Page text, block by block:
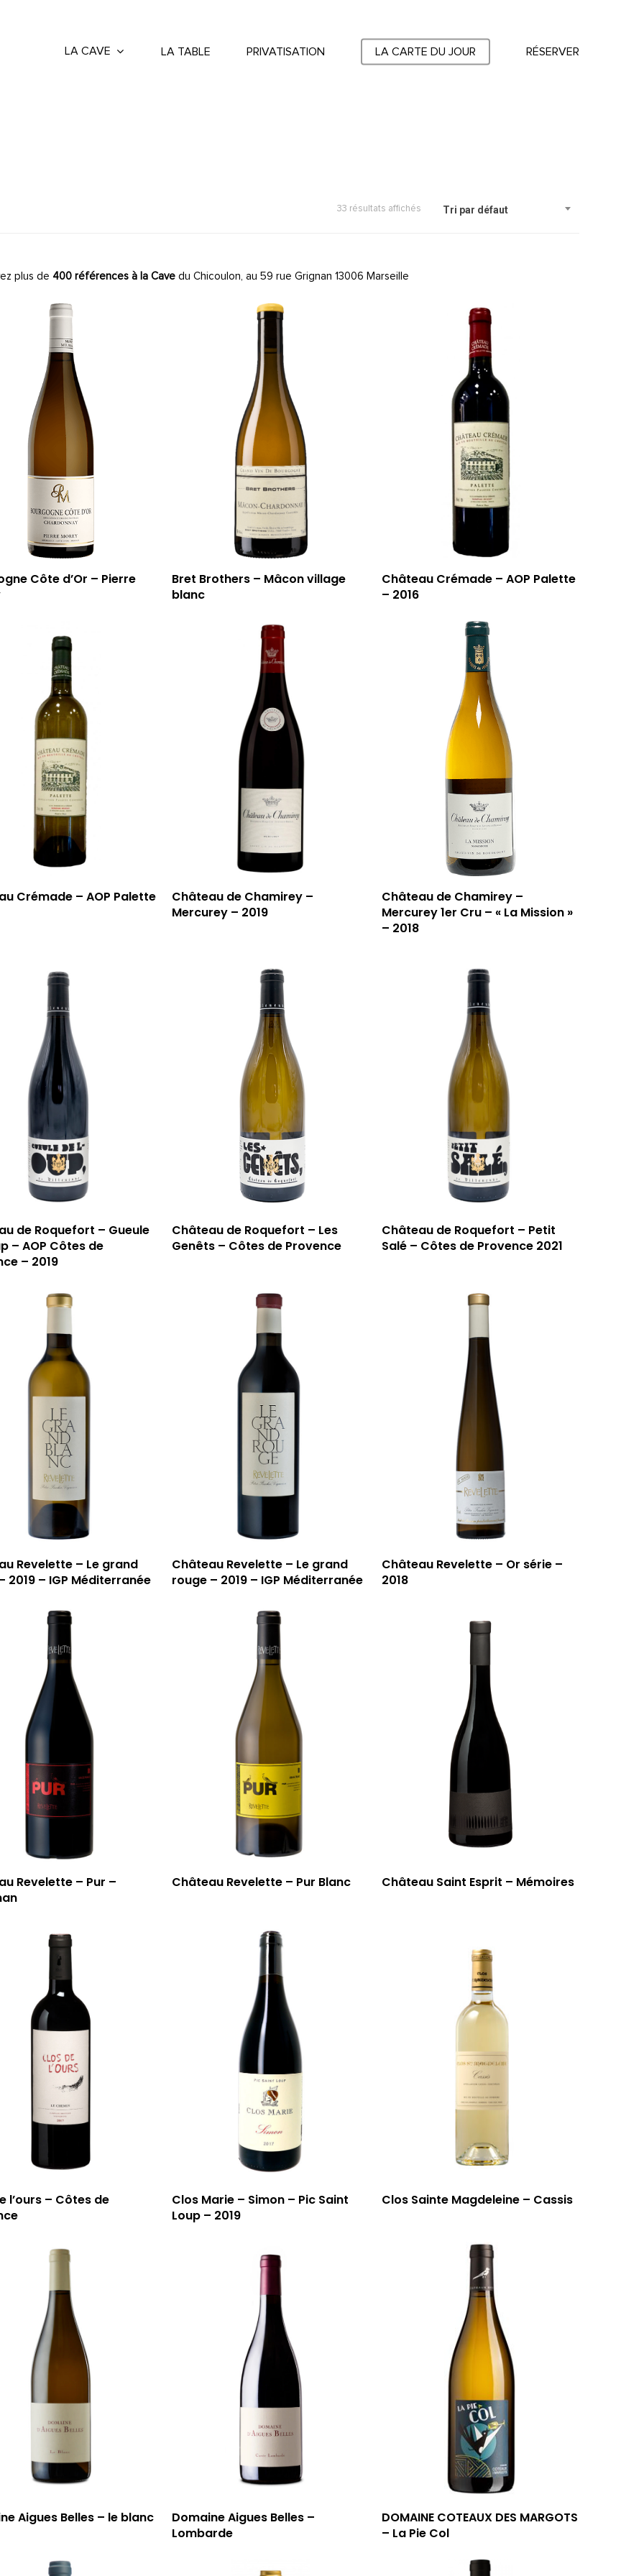
LA CAVE LA TABLE PRIVATISATION LA CARTE DU JOUR RÉSERVER
Tri par défaut
33 résultats affichés
plus de 400 références à la Cave du Chicoulon, au 59 rue Grignan 13006 Marseille
Côte d’Or – Pierre
Bret Brothers – Mâcon village
blanc
Château Crémade – AOP Palette
– 2016
Crémade – AOP Palette
Château de Chamirey –
Mercurey – 2019
Château de Chamirey –
Mercurey 1er Cru – « La Mission »
– 2018
de Roquefort – Gueule
– AOP Côtes de
– 2019
Château de Roquefort – Les
Genêts – Côtes de Provence
Château de Roquefort – Petit
Salé – Côtes de Provence 2021
Revelette – Le grand
2019 – IGP Méditerranée
Château Revelette – Le grand
rouge – 2019 – IGP Méditerranée
Château Revelette – Or série –
2018
Revelette – Pur –
Château Revelette – Pur Blanc Château Saint Esprit – Mémoires
l’ours – Côtes de
Clos Marie – Simon – Pic Saint
Loup – 2019
Clos Sainte Magdeleine – Cassis
Aigues Belles – le blanc
Domaine Aigues Belles –
Lombarde
DOMAINE COTEAUX DES MARGOTS
– La Pie Col